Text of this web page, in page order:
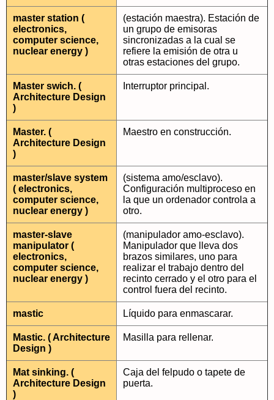
master station (
electronics,
computer science,
nuclear energy )
(estación maestra). Estación de
un grupo de emisoras
sincronizadas a la cual se
refiere la emisión de otra u
otras estaciones del grupo.
Master swich. (
Architecture Design
)
Interruptor principal.
Master. (
Architecture Design
)
Maestro en construcción.
master/slave system
( electronics,
computer science,
nuclear energy )
(sistema amo/esclavo).
Configuración multiproceso en
la que un ordenador controla a
otro.
master-slave
manipulator (
electronics,
computer science,
nuclear energy )
(manipulador amo-esclavo).
Manipulador que lleva dos
brazos similares, uno para
realizar el trabajo dentro del
recinto cerrado y el otro para el
control fuera del recinto.
mastic Líquido para enmascarar.
Mastic. ( Architecture
Design )
Masilla para rellenar.
Mat sinking. (
Architecture Design
)
Caja del felpudo o tapete de
puerta.